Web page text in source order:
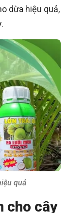
dừa hiệu quả,
quả
cho cây